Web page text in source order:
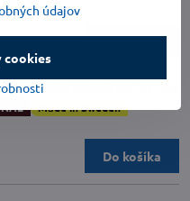
Do košíka
vzduchu Woods WCD4 Pro
Made in Sweden
Do košíka
údajov
cookies